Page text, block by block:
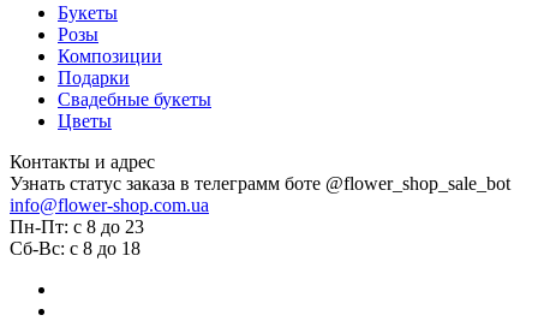
Букеты
Розы
Композиции
Подарки
Свадебные букеты
Цветы
Контакты и адрес
Узнать статус заказа в телеграмм боте @flower_shop_sale_bot
info@flower-shop.com.ua
Пн-Пт: с 8 до 23
Сб-Вс: с 8 до 18